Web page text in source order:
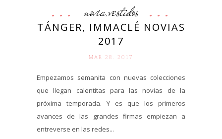
novia,vestidos
TÁNGER, IMMACLÉ NOVIAS
2017
MAR 28. 2017
Empezamos semanita con nuevas colecciones
que llegan calentitas para las novias de la
próxima temporada. Y es que los primeros
avances de las grandes firmas empiezan a
entreverse en las redes...